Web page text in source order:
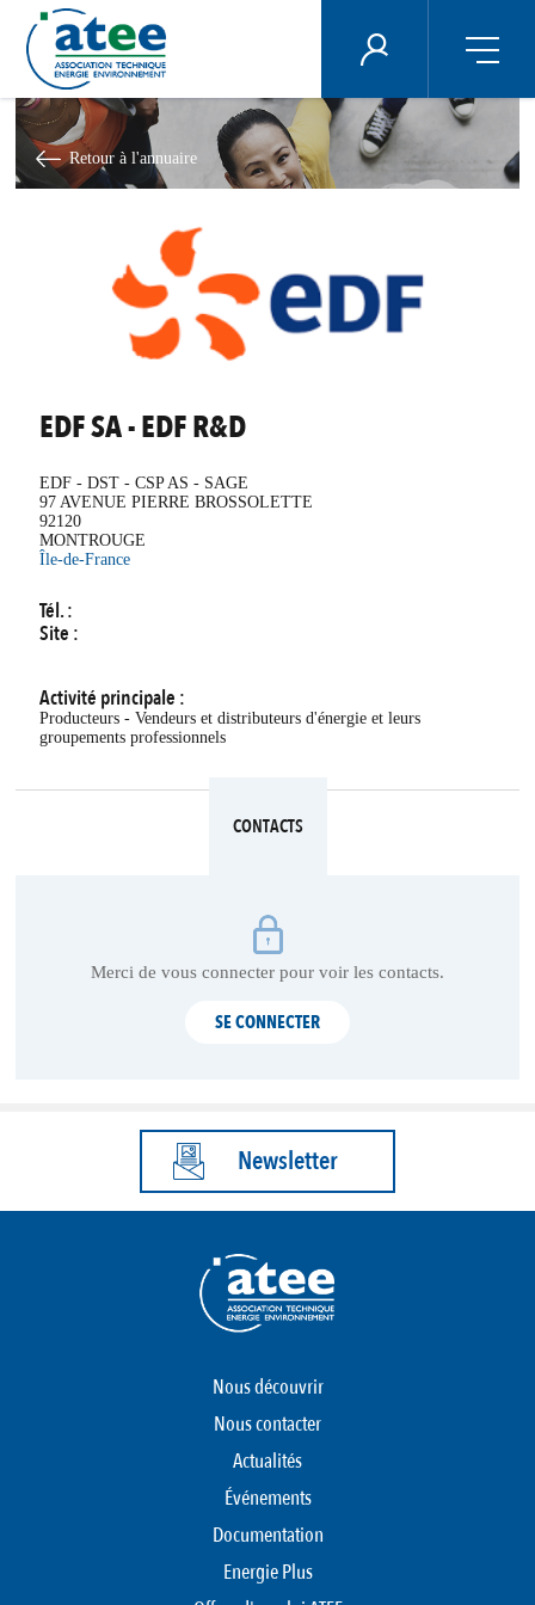
Aller
contenu
principal
ÉNERGIE PLUS
Retour à l'annuaire
EDF SA - EDF R&D
EDF - DST - CSP AS - SAGE
97 AVENUE PIERRE BROSSOLETTE
92120
MONTROUGE
Île-de-France
Tél. :
Site :
Activité principale :
Producteurs - Vendeurs et distributeurs d'énergie et leurs
groupements professionnels
CONTACTS
Merci de vous connecter pour voir les contacts.
SE CONNECTER
Newsletter
Nous découvrir
Nous contacter
Actualités
Événements
Documentation
Energie Plus
Panneau de gestion des cookies